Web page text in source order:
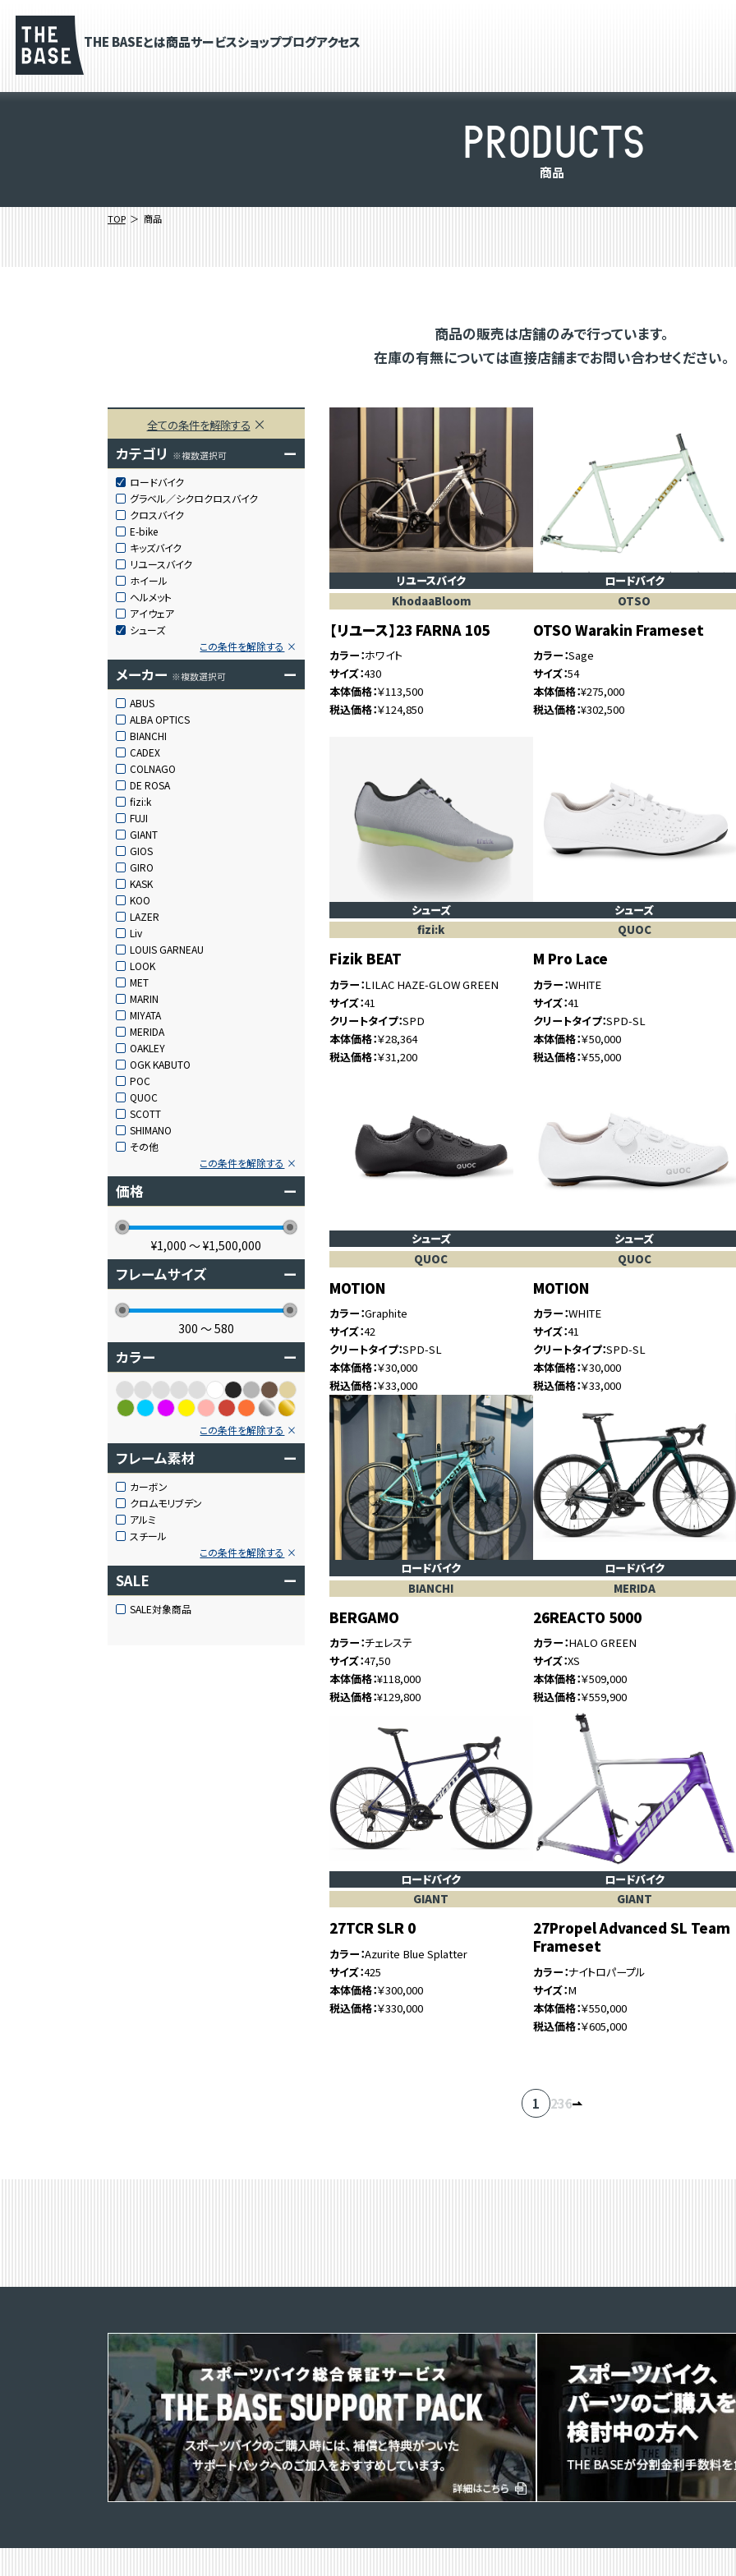
THE BASEとは商品サービスショップブログアクセス
PRODUCTS
商品
TOP 商品
商品の販売は店舗のみで行っています。
在庫の有無については直接店舗までお問い合わせください。
全ての条件を解除する
カテゴリ ※複数選択可 ー
ロードバイク
グラベル／シクロクロスバイク
クロスバイク
E-bike
キッズバイク
リユースバイク
ホイール
ヘルメット
アイウェア
シューズ
この条件を解除する
メーカー ※複数選択可 ー
ABUS
ALBA OPTICS
BIANCHI
CADEX
COLNAGO
DE ROSA
fizi:k
FUJI
GIANT
GIOS
GIRO
KASK
KOO
LAZER
Liv
LOUIS GARNEAU
LOOK
MET
MARIN
MIYATA
MERIDA
OAKLEY
OGK KABUTO
POC
QUOC
SCOTT
SHIMANO
その他
この条件を解除する
価格 ー
¥1,000 〜¥1,500,000
フレームサイズ ー
300 〜580
カラー ー
この条件を解除する
フレーム素材 ー
カーボン
クロムモリブデン
アルミ
スチール
この条件を解除する
SALE ー
SALE対象商品
リユースバイク
KhodaaBloom
【リユース】23 FARNA 105
カラー ホワイト
サイズ 430
本体価格 ￥113,500
税込価格 ￥124,850
ロードバイク
OTSO
OTSO Warakin Frameset
カラー Sage
サイズ 54
本体価格 ¥275,000
税込価格 ¥302,500
シューズ
fizi:k
Fizik BEAT
カラー LILAC HAZE-GLOW GREEN
サイズ 41
クリートタイプ SPD
本体価格 ￥28,364
税込価格 ￥31,200
シューズ
QUOC
M Pro Lace
カラー WHITE
サイズ 41
クリートタイプ SPD-SL
本体価格 ￥50,000
税込価格 ￥55,000
シューズ
QUOC
MOTION
カラー Graphite
サイズ 42
クリートタイプ SPD-SL
本体価格 ￥30,000
税込価格 ￥33,000
シューズ
QUOC
MOTION
カラー WHITE
サイズ 41
クリートタイプ SPD-SL
本体価格 ￥30,000
税込価格 ￥33,000
ロードバイク
BIANCHI
BERGAMO
カラー チェレステ
サイズ 47,50
本体価格 ¥118,000
税込価格 ¥129,800
ロードバイク
MERIDA
26REACTO 5000
カラー HALO GREEN
サイズ XS
本体価格 ￥509,000
税込価格 ￥559,900
ロードバイク
GIANT
27TCR SLR 0
カラー Azurite Blue Splatter
サイズ 425
本体価格 ￥300,000
税込価格 ￥330,000
ロードバイク
GIANT
27Propel Advanced SL Team
Frameset
カラー ナイトロパープル
サイズ M
本体価格 ￥550,000
税込価格 ￥605,000
1 23
…6